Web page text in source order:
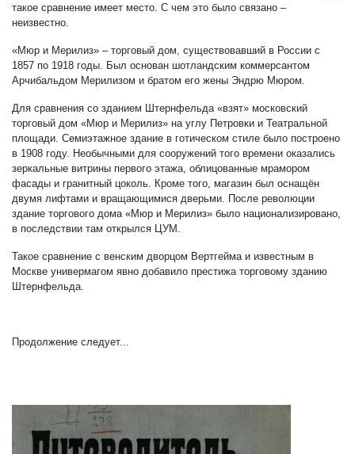
такое сравнение имеет место. С чем это было связано –
неизвестно.
«Мюр и Мерилиз» – торговый дом, существовавший в России с
1857 по 1918 годы. Был основан шотландским коммерсантом
Арчибальдом Мерилизом и братом его жены Эндрю Мюром.
Для сравнения со зданием Штернфельда «взят» московский
торговый дом «Мюр и Мерилиз» на углу Петровки и Театральной
площади. Семиэтажное здание в готическом стиле было построено
в 1908 году. Необычными для сооружений того времени оказались
зеркальные витрины первого этажа, облицованные мрамором
фасады и гранитный цоколь. Кроме того, магазин был оснащён
двумя лифтами и вращающимися дверьми. После революции
здание торгового дома «Мюр и Мерилиз» было национализировано,
в последствии там открылся ЦУМ.
Такое сравнение с венским дворцом Вертгейма и известным в
Москве универмагом явно добавило престижа торговому зданию
Штернфельда.
Продолжение следует...